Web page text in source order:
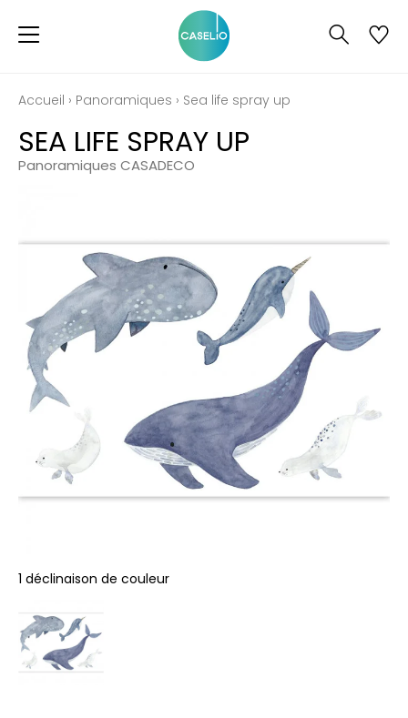
Accueil › Panoramiques › Sea life spray up
SEA LIFE SPRAY UP
Panoramiques CASADECO
1 déclinaison de couleur